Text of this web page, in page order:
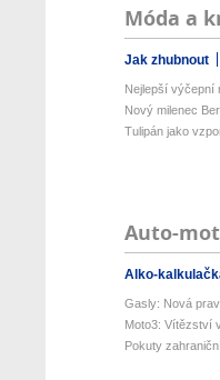
Móda a
Jak zhubnout
Nejlepší výčepní
Nový milenec
Tulipán jako
Auto-
Alko-
Gasly: Nová
Moto3: Vítězství
Pokuty